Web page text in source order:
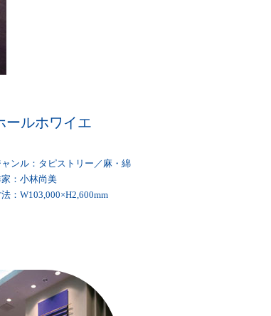
ールホワイエ
ャンル：タピストリー／麻・綿
：小林尚美
：W103,000×H2,600mm